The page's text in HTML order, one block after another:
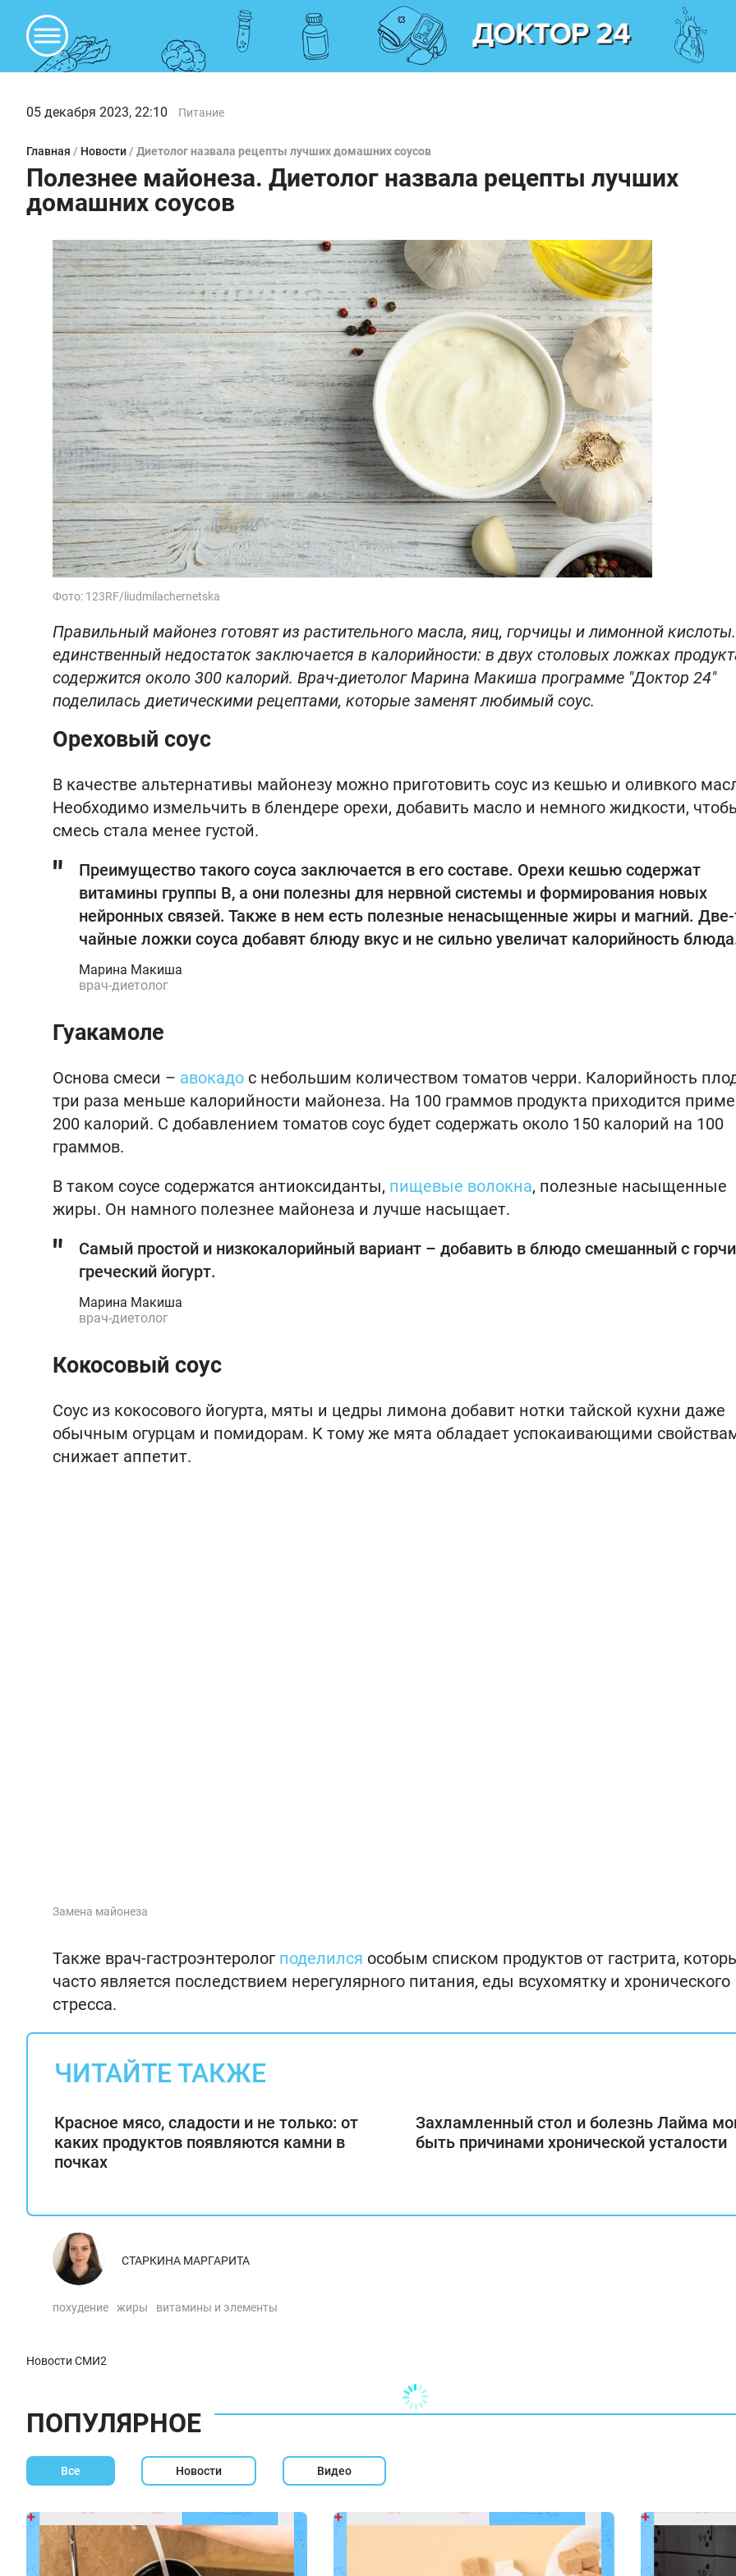
05 декабря 2023, 22:10 Питание
Главная / Новости / Диетолог назвала рецепты лучших домашних соусов
Полезнее майонеза. Диетолог назвала рецепты лучших
домашних соусов
Фото: 123RF/liudmilachernetska
Правильный майонез готовят из растительного масла, яиц, горчицы и лимонной
единственный недостаток заключается в калорийности: в двух столовых ложках
содержится около 300 калорий. Врач-диетолог Марина Макиша программе "Доктор 24"
поделилась диетическими рецептами, которые заменят любимый соус.
Ореховый соус
В качестве альтернативы майонезу можно приготовить соус из кешью и оливкого
Необходимо измельчить в блендере орехи, добавить масло и немного жидкости,
смесь стала менее густой.
Преимущество такого соуса заключается в его составе. Орехи кешью содержат
витамины группы В, а они полезны для нервной системы и формирования новых
нейронных связей. Также в нем есть полезные ненасыщенные жиры и магний.
чайные ложки соуса добавят блюду вкус и не сильно увеличат калорийность
Марина Макиша
врач-диетолог
Гуакамоле
Основа смеси – авокадо с небольшим количеством томатов черри. Калорийность
три раза меньше калорийности майонеза. На 100 граммов продукта приходится
200 калорий. С добавлением томатов соус будет содержать около 150 калорий на 100
граммов.
В таком соусе содержатся антиоксиданты, пищевые волокна, полезные насыщенные
жиры. Он намного полезнее майонеза и лучше насыщает.
Самый простой и низкокалорийный вариант – добавить в блюдо смешанный с
греческий йогурт.
Марина Макиша
врач-диетолог
Кокосовый соус
Соус из кокосового йогурта, мяты и цедры лимона добавит нотки тайской кухни даже
обычным огурцам и помидорам. К тому же мята обладает успокаивающими
снижает аппетит.
Замена майонеза
Также врач-гастроэнтеролог поделился особым списком продуктов от гастрита,
часто является последствием нерегулярного питания, еды всухомятку и хронического
стресса.
ЧИТАЙТЕ ТАКЖЕ
Красное мясо, сладости и не только: от
каких продуктов появляются камни в
почках
Захламленный стол и болезнь Лайма
быть причинами хронической усталости
СТАРКИНА МАРГАРИТА
похудение жиры витамины и элементы
Новости СМИ2
ПОПУЛЯРНОЕ
Все Новости Видео